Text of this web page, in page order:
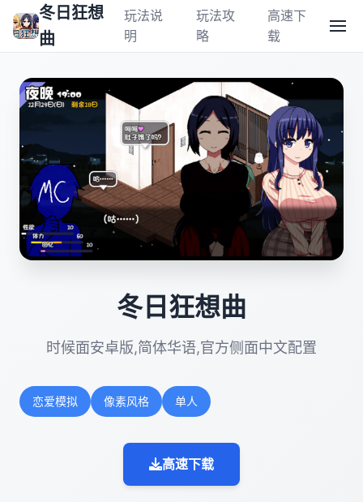
冬日狂想
曲
玩法说
明
玩法攻
略
高速下
载
冬日狂想曲
时候面安卓版,简体华语,官方侧面中文配置
恋爱模拟 像素风格 单人
高速下载